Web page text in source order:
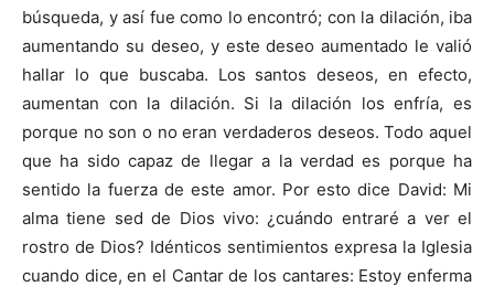
búsqueda, y así fue como lo encontró; con la dilación, iba
aumentando su deseo, y este deseo aumentado le valió
hallar lo que buscaba. Los santos deseos, en efecto,
aumentan con la dilación. Si la dilación los enfría, es
porque no son o no eran verdaderos deseos. Todo aquel
que ha sido capaz de llegar a la verdad es porque ha
sentido la fuerza de este amor. Por esto dice David: Mi
alma tiene sed de Dios vivo: ¿cuándo entraré a ver el
rostro de Dios? Idénticos sentimientos expresa la Iglesia
cuando dice, en el Cantar de los cantares: Estoy enferma